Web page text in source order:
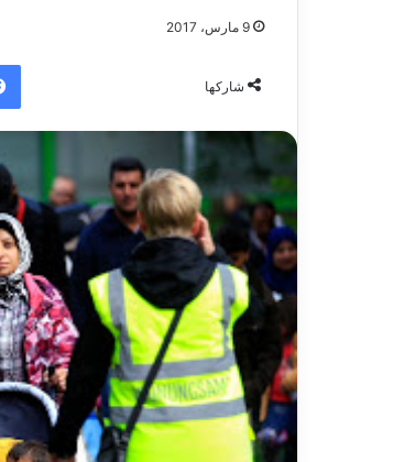
9 مارس، 2017
شاركها